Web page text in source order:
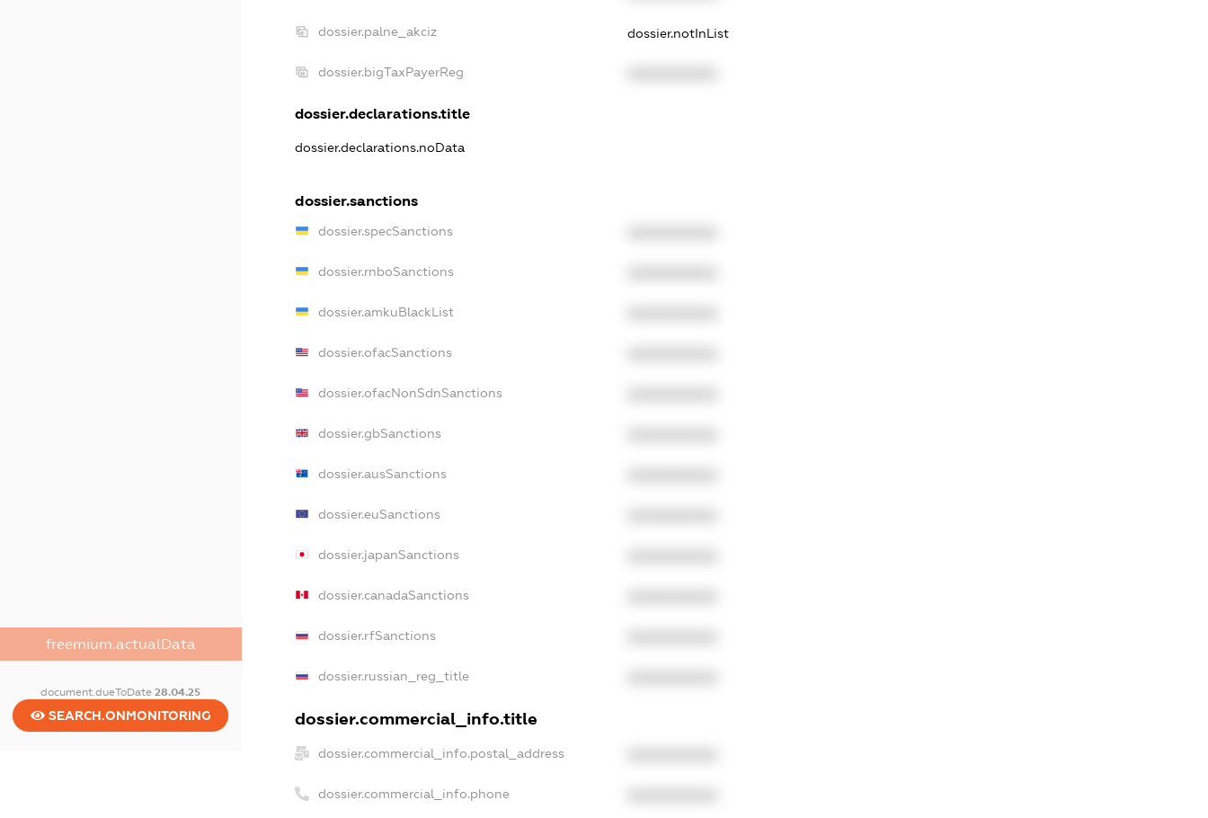
freemium.actualData
document.dueToDate28.04.25
SEARCH.ONMONITORING
dossier.palne_akciz dossier.notInList
dossier.bigTaxPayerReg
dossier.declarations.title
dossier.declarations.noData
dossier.sanctions
dossier.specSanctions
dossier.rnboSanctions
dossier.amkuBlackList
dossier.ofacSanctions
dossier.ofacNonSdnSanctions
dossier.gbSanctions
dossier.ausSanctions
dossier.euSanctions
dossier.japanSanctions
dossier.canadaSanctions
dossier.rfSanctions
dossier.russian_reg_title
dossier.commercial_info.title
dossier.commercial_info.postal_address
dossier.commercial_info.phone